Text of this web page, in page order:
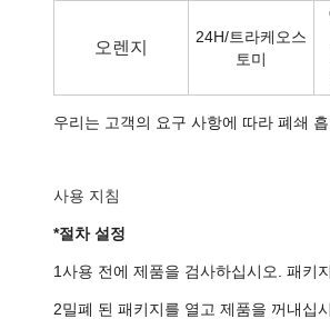
오렌지
24H/트라케오스
토미
우리는 고객의 요구 사항에 따라 폐쇄
사용 지침
*절차 설정
1사용 전에 제품을 검사하십시오. 패키
2밀폐 된 패키지를 열고 제품을 꺼내십